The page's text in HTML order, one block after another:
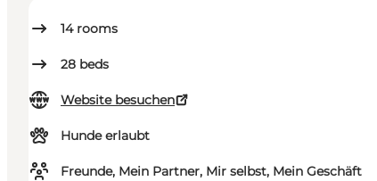
14 rooms
28 beds
Website besuchen
Hunde erlaubt
Freunde, Mein Partner, Mir selbst, Mein Geschäft